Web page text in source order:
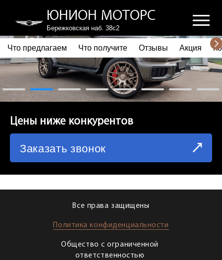
ЮНИОН МОТОРС
Бережковская наб. 38с2
ПОЧЕМУ ВЫБИРАЮТ НАС
ЧТО ПРЕДЛАГАЕМ
ЧТО ПОЛУЧИТЕ
СХЕМА ПРОЕЗДА
Что предлагаем Что получите Отзывы Акция
Цены ниже конкурентов
Заказать звонок
Все права защищены
Политика конфиденциальности
Общество с ограниченной
ответственностью